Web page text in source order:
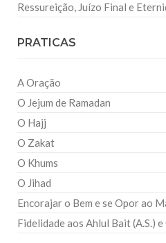
Ressureição, Juízo Final e
PRATICAS
A Oração
O Jejum de Ramadan
O Hajj
O Zakat
O Khums
O Jihad
Encorajar o Bem e se Opor ao
Fidelidade aos Ahlul Bait (A.S.)